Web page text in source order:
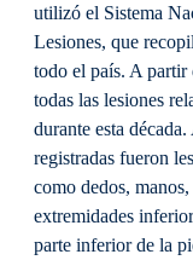
utilizó el Sistema
Lesiones, que
todo el país. A partir
todas las lesiones
durante esta
registradas fueron
como dedos,
extremidades
parte inferior de la